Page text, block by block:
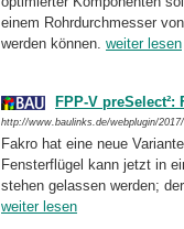
einem Rohrdurchmesser
werden können. weiter lesen
FPP-V
http://www.baulinks.de/webplugin/
Fakro hat eine neue
Fensterflügel kann jetzt in
stehen gelassen werden;
weiter lesen